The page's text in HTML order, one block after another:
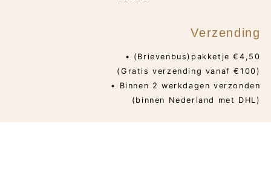
Verzending
• (Brievenbus)pakketje €4,50
(Gratis verzending vanaf €100)
• Binnen 2 werkdagen verzonden
(binnen Nederland met DHL)